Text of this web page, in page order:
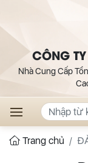
CÔNG
Nhà Cung Cấp
Trang chủ